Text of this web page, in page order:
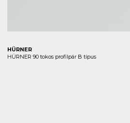
HÜRNER
HÜRNER 90 tokos profilpár B típus